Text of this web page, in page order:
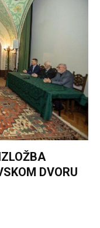
DVORU